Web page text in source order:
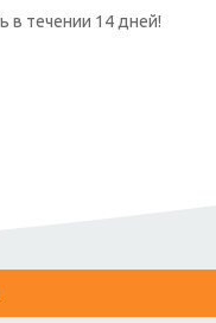
в течении 14 дней!